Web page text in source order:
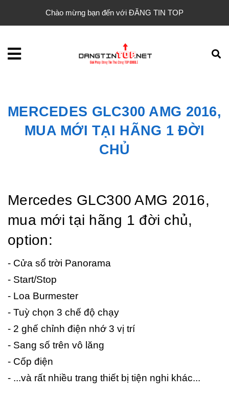
Chào mừng bạn đến với ĐĂNG TIN TOP
MERCEDES GLC300 AMG 2016,
MUA MỚI TẠI HÃNG 1 ĐỜI
CHỦ
Mercedes GLC300 AMG 2016,
mua mới tại hãng 1 đời chủ,
option:
- Cửa sổ trời Panorama
- Start/Stop
- Loa Burmester
- Tuỳ chọn 3 chế độ chạy
- 2 ghế chỉnh điện nhớ 3 vị trí
- Sang số trên vô lăng
- Cốp điện
- ...và rất nhiều trang thiết bị tiện nghi khác...